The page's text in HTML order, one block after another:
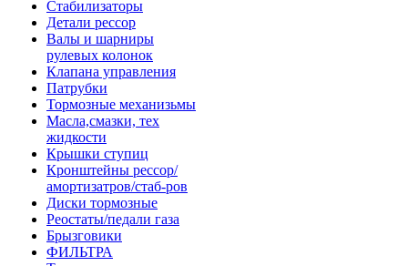
Стабилизаторы
Детали рессор
Валы и шарниры
рулевых колонок
Клапана управления
Патрубки
Тормозные механизьмы
Масла,смазки, тех
жидкости
Крышки ступиц
Кронштейны рессор/
амортизатров/стаб-ров
Диски тормозные
Реостаты/педали газа
Брызговики
ФИЛЬТРА